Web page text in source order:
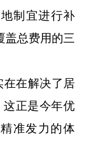
制宜进行补
盖总费用的三
在解决了居
这正是今年优
准发力的体